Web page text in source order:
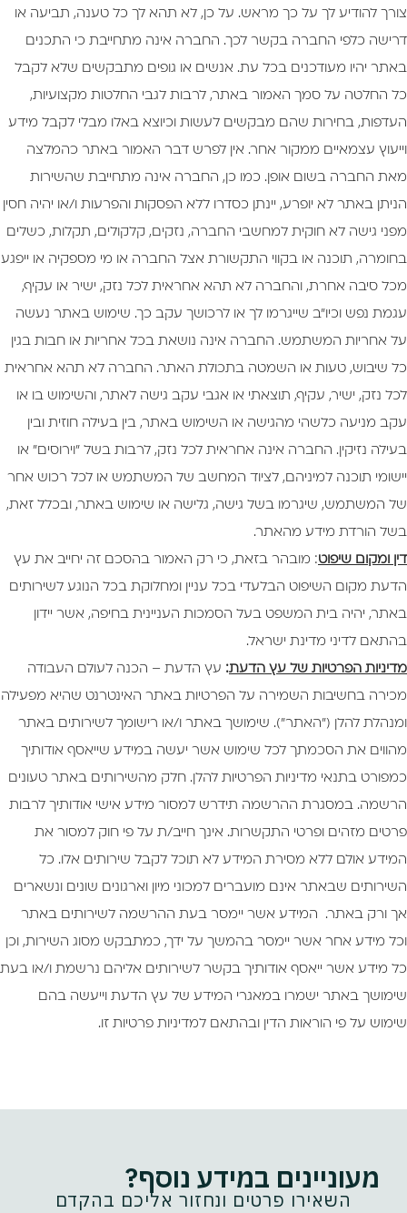
צורך להודיע לך על כך מראש. על כן, לא תהא לך כל טענה, תביעה או
דרישה כלפי החברה בקשר לכך. החברה אינה מתחייבת כי התכנים
באתר יהיו מעודכנים בכל עת. אנשים או גופים מתבקשים שלא לקבל
כל החלטה על סמך האמור באתר, לרבות לגבי החלטות מקצועיות,
העדפות, בחירות שהם מבקשים לעשות וכיוצא באלו מבלי לקבל מידע
וייעוץ עצמאיים ממקור אחר. אין לפרש דבר האמור באתר כהמלצה
מאת החברה בשום אופן. כמו כן, החברה אינה מתחייבת שהשירות
הניתן באתר לא יופרע, יינתן כסדרו ללא הפסקות והפרעות ו/או יהיה חסין
מפני גישה לא חוקית למחשבי החברה, נזקים, קלקולים, תקלות, כשלים
בחומרה, תוכנה או בקווי התקשורת אצל החברה או מי מספקיה או ייפגע
מכל סיבה אחרת, והחברה לא תהא אחראית לכל נזק, ישיר או עקיף,
עגמת נפש וכיו"ב שייגרמו לך או לרכושך עקב כך. שימוש באתר נעשה
על אחריות המשתמש. החברה אינה נושאת בכל אחריות או חבות בגין
כל שיבוש, טעות או השמטה בתכולת האתר. החברה לא תהא אחראית
לכל נזק, ישיר, עקיף, תוצאתי או אגבי עקב גישה לאתר, והשימוש בו או
עקב מניעה כלשהי מהגישה או השימוש באתר, בין בעילה חוזית ובין
בעילה נזיקין. החברה אינה אחראית לכל נזק, לרבות בשל "וירוסים" או
יישומי תוכנה למיניהם, לציוד המחשב של המשתמש או לכל רכוש אחר
של המשתמש, שיגרמו בשל גישה, גלישה או שימוש באתר, ובכלל זאת,
בשל הורדת מידע מהאתר.
דין ומקום שיפוט: מובהר בזאת, כי רק האמור בהסכם זה יחייב את עץ
הדעת מקום השיפוט הבלעדי בכל עניין ומחלוקת בכל הנוגע לשירותים
באתר, יהיה בית המשפט בעל הסמכות העניינית בחיפה, אשר יידון
בהתאם לדיני מדינת ישראל.
מדיניות הפרטיות של עץ הדעת: עץ הדעת – הכנה לעולם העבודה
מכירה בחשיבות השמירה על הפרטיות באתר האינטרנט שהיא מפעילה
ומנהלת להלן ("האתר"). שימושך באתר ו/או רישומך לשירותים באתר
מהווים את הסכמתך לכל שימוש אשר יעשה במידע שייאסף אודותיך
כמפורט בתנאי מדיניות הפרטיות להלן. חלק מהשירותים באתר טעונים
הרשמה. במסגרת ההרשמה תידרש למסור מידע אישי אודותיך לרבות
פרטים מזהים ופרטי התקשרות. אינך חייב/ת על פי חוק למסור את
המידע אולם ללא מסירת המידע לא תוכל לקבל שירותים אלו. כל
השירותים שבאתר אינם מועברים למכוני מיון וארגונים שונים ונשארים
אך ורק באתר. המידע אשר יימסר בעת ההרשמה לשירותים באתר
וכל מידע אחר אשר יימסר בהמשך על ידך, כמתבקש מסוג השירות, וכן
כל מידע אשר ייאסף אודותיך בקשר לשירותים אליהם נרשמת ו/או בעת
שימושך באתר ישמרו במאגרי המידע של עץ הדעת וייעשה בהם
שימוש על פי הוראות הדין ובהתאם למדיניות פרטיות זו.
מעוניינים במידע נוסף?
השאירו פרטים ונחזור אליכם בהקדם